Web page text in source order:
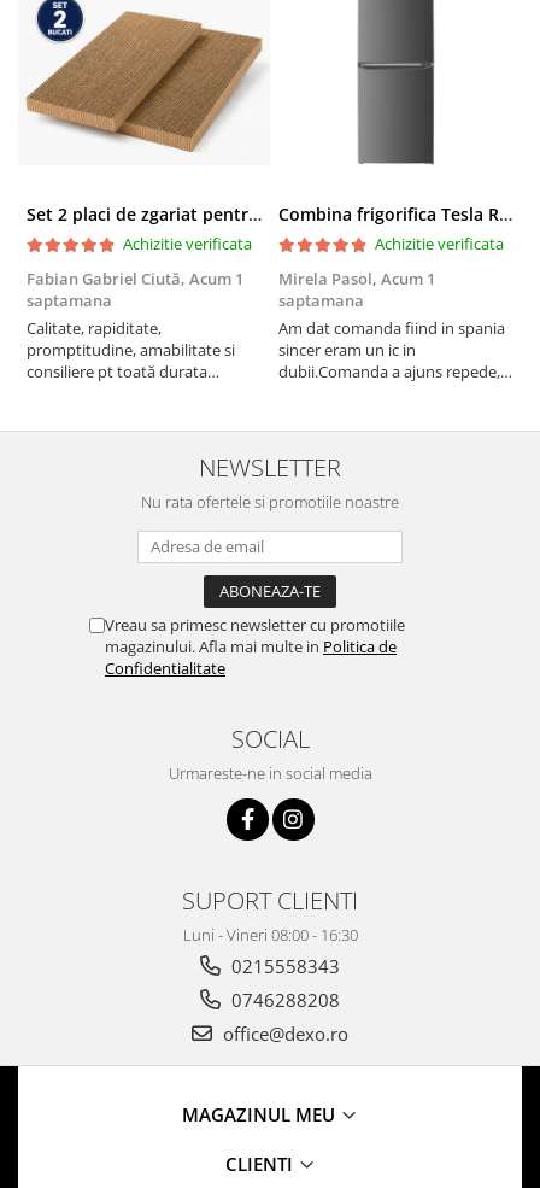
Set 2 placi de zgariat pentru casuta pisici BUNTZ KJW5086, compatibile cu casuta 59 x 28.5 x 35 cm
Achizitie verificata
Fabian Gabriel Ciută, Acum 1
saptamana
Calitate, rapiditate,
promptitudine, amabilitate si
consiliere pt toată durata
Combina frigorifica Tesla RC2600HXE, 262 l, Clasa E, Iluminare LED, dezghetare automata frigider, H 180 cm, Inox
Achizitie verificata
Mirela Pasol, Acum 1
saptamana
Am dat comanda fiind in spania
sincer eram un ic in
dubii.Comanda a ajuns repede,in
treaba,va multumesc pentru
rapiditate si
amabilitate,RECOMAND 100%
NEWSLETTER
Nu rata ofertele si promotiile noastre
Vreau sa primesc newsletter cu promotiile
magazinului. Afla mai multe in Politica de
Confidentialitate
SOCIAL
Urmareste-ne in social media
SUPORT CLIENTI
Luni - Vineri 08:00 - 16:30
0215558343
0746288208
office@dexo.ro
MAGAZINUL MEU
CLIENTI